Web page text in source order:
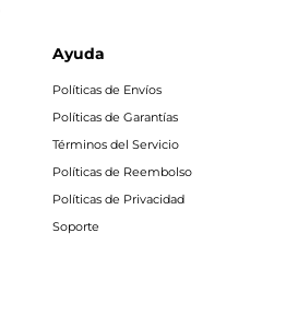
Ayuda
Políticas de Envíos
Políticas de Garantías
Términos del Servicio
Políticas de Reembolso
Políticas de Privacidad
Soporte